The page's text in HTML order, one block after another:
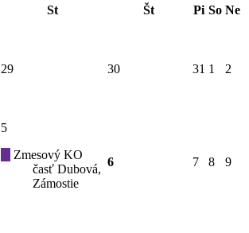
St Št Pi So Ne
29 30 31 1 2
5
Zmesový KO
časť Dubová,
Zámostie
6 7 8 9